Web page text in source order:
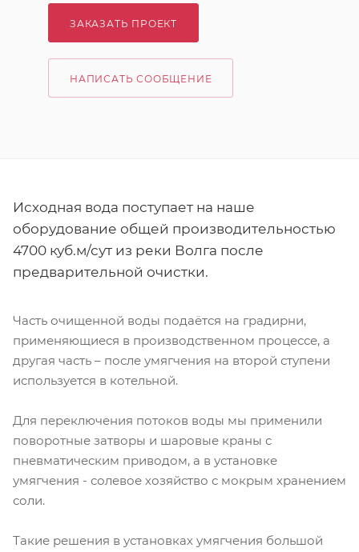
ЗАКАЗАТЬ ПРОЕКТ
НАПИСАТЬ СООБЩЕНИЕ
Исходная вода поступает на наше
оборудование общей производительностью
4700 куб.м/сут из реки Волга после
предварительной очистки.
Часть очищенной воды подаётся на градирни,
применяющиеся в производственном процессе, а
другая часть – после умягчения на второй ступени
используется в котельной.
Для переключения потоков воды мы применили
поворотные затворы и шаровые краны с
пневматическим приводом, а в установке
умягчения - солевое хозяйство с мокрым хранением
соли.
Такие решения в установках умягчения большой